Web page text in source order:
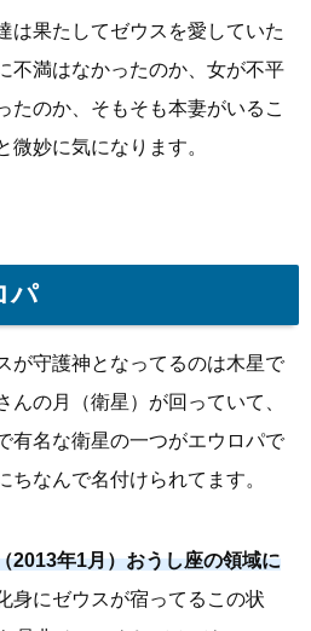
は果たしてゼウスを愛していた
不満はなかったのか、女が不平
たのか、そもそも本妻がいるこ
微妙に気になります。
パ
が守護神となってるのは木星で
の月（衛星）が回っていて、
有名な衛星の一つがエウロパで
なんで名付けられてます。
2013年1月）おうし座の領域に
身にゼウスが宿ってるこの状